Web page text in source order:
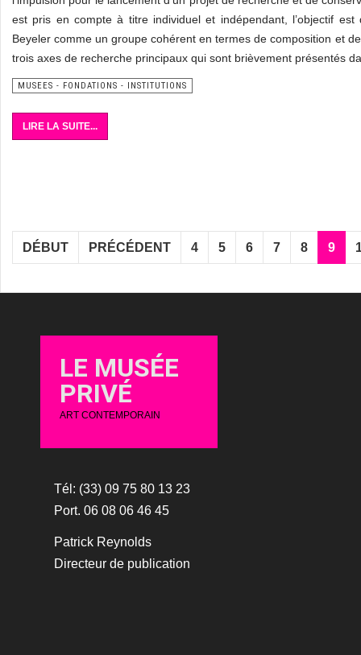
est pris en compte à titre individuel et indépendant, l’objectif
Beyeler comme un groupe cohérent en termes de composition et
trois axes de recherche principaux qui sont brièvement présentés
MUSEES - FONDATIONS - INSTITUTIONS
LIRE LA SUITE...
DÉBUT PRÉCÉDENT 4 5 6 7 8 9
LE MUSÉE
PRIVÉ
ART CONTEMPORAIN
Tél: (33) 09 75 80 13 23
Port. 06 08 06 46 45
Patrick Reynolds
Directeur de publication